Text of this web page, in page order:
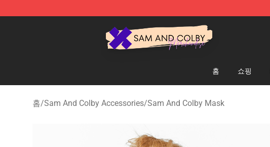
Sam And Colby Shop - Official Sam And Colby Merchandise Store
홈 쇼핑
홈/Sam And Colby Accessories/Sam And Colby Mask